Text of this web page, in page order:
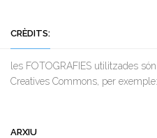
CRÈDITS:
les FOTOGRAFIES utilitzades
Creatives Commons, per exemple:
ARXIU